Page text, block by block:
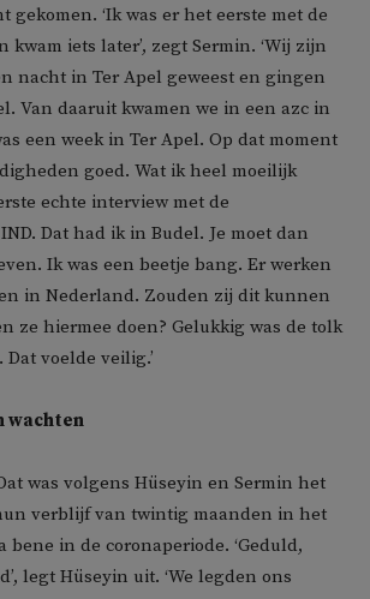
gekomen. ‘Ik was er het eerste met de
kwam iets later’, zegt Sermin. ‘Wij zijn
nacht in Ter Apel geweest en gingen
Van daaruit kwamen we in een azc in
een week in Ter Apel. Op dat moment
goed. Wat ik heel moeilijk
echte interview met de
Dat had ik in Budel. Je moet dan
Ik was een beetje bang. Er werken
in Nederland. Zouden zij dit kunnen
ze hiermee doen? Gelukkig was de tolk
voelde veilig.’
wachten
was volgens Hüseyin en Sermin het
verblijf van twintig maanden in het
bene in de coronaperiode. ‘Geduld,
legt Hüseyin uit. ‘We legden ons